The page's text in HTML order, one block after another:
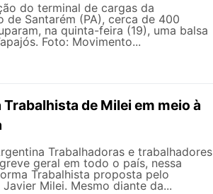
do terminal de cargas da
Santarém (PA), cerca de 400
na quinta-feira (19), uma balsa
Foto: Movimento...
de Milei em meio à
Trabalhadoras e trabalhadores
geral em todo o país, nessa
Trabalhista proposta pelo
Milei. Mesmo diante da...